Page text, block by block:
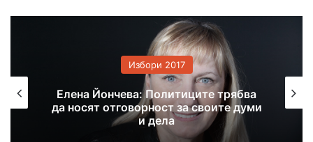
Избори 2017
Учени представиха сборника „Тракия“
пред пълната зала „Хасково“